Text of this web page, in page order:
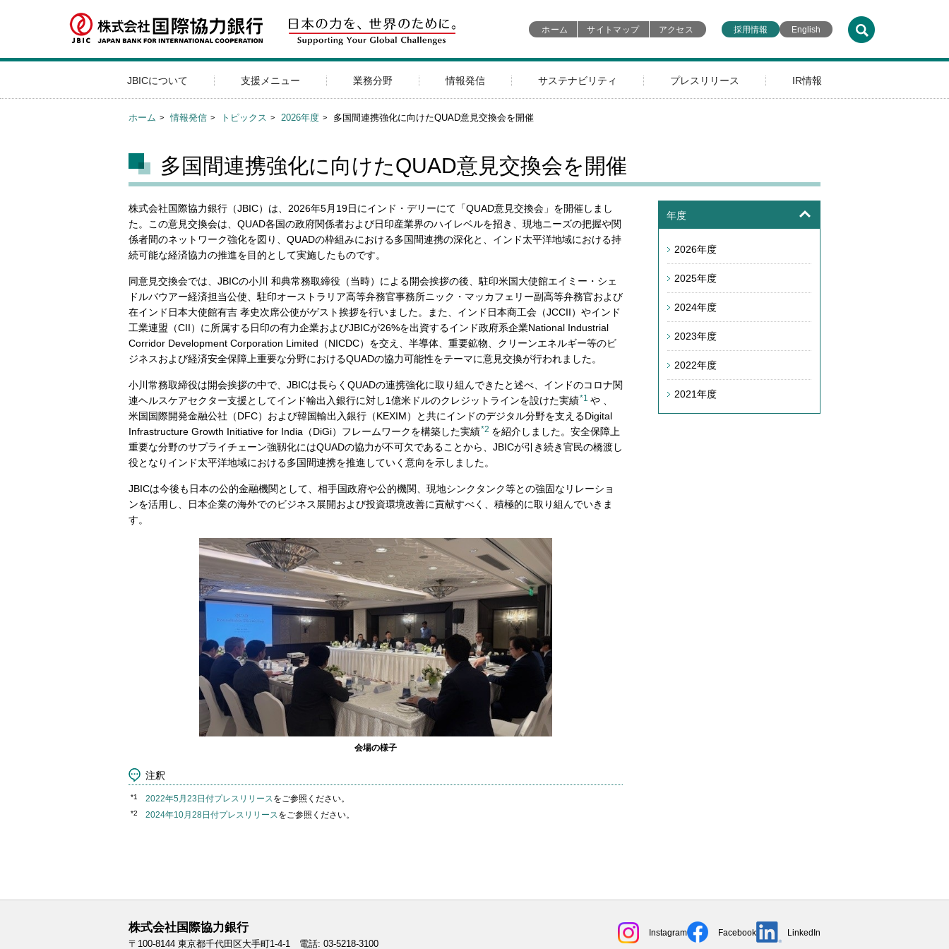
ホーム サイトマップ アクセス 採用情報 English
JBICについて 支援メニュー 業務分野 情報発信 サステナビリティ プレスリリース IR情報
ホーム 情報発信 トピックス 2026年度 多国間連携強化に向けたQUAD意見交換会を開催
多国間連携強化に向けたQUAD意見交換会を開催
株式会社国際協力銀行（JBIC）は、2026年5月19日にインド・デリーにて「QUAD意見交換会」を開催しまし
た。この意見交換会は、QUAD各国の政府関係者および日印産業界のハイレベルを招き、現地ニーズの把握や関
係者間のネットワーク強化を図り、QUADの枠組みにおける多国間連携の深化と、インド太平洋地域における持
続可能な経済協力の推進を目的として実施したものです。
同意見交換会では、JBICの小川 和典常務取締役（当時）による開会挨拶の後、駐印米国大使館エイミー・シェ
ドルバウアー経済担当公使、駐印オーストラリア高等弁務官事務所ニック・マッカフェリー副高等弁務官および
在インド日本大使館有吉 孝史次席公使がゲスト挨拶を行いました。また、インド日本商工会（JCCII）やインド
工業連盟（CII）に所属する日印の有力企業およびJBICが26%を出資するインド政府系企業National Industrial
Corridor Development Corporation Limited（NICDC）を交え、半導体、重要鉱物、クリーンエネルギー等のビ
ジネスおよび経済安全保障上重要な分野におけるQUADの協力可能性をテーマに意見交換が行われました。
小川常務取締役は開会挨拶の中で、JBICは長らくQUADの連携強化に取り組んできたと述べ、インドのコロナ関
連ヘルスケアセクター支援としてインド輸出入銀行に対し1億米ドルのクレジットラインを設けた実績*1 や 、
米国国際開発金融公社（DFC）および韓国輸出入銀行（KEXIM）と共にインドのデジタル分野を支えるDigital
Infrastructure Growth Initiative for India（DiGi）フレームワークを構築した実績*2 を紹介しました。安全保障上
重要な分野のサプライチェーン強靱化にはQUADの協力が不可欠であることから、JBICが引き続き官民の橋渡し
役となりインド太平洋地域における多国間連携を推進していく意向を示しました。
JBICは今後も日本の公的金融機関として、相手国政府や公的機関、現地シンクタンク等との強固なリレーショ
ンを活用し、日本企業の海外でのビジネス展開および投資環境改善に貢献すべく、積極的に取り組んでいきま
す。
会場の様子
注釈
*1 2022年5月23日付プレスリリースをご参照ください。
*2 2024年10月28日付プレスリリースをご参照ください。
年度
2026年度
2025年度
2024年度
2023年度
2022年度
2021年度
株式会社国際協力銀行
〒100-8144 東京都千代田区大手町1-4-1 電話: 03-5218-3100
Instagram Facebook LinkedIn